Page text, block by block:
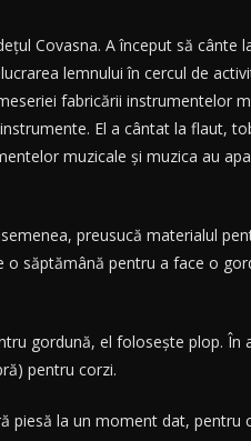
Covasna. A început să cânte
lemnului în cercul de
fabricării instrumentelor
El a cântat la flaut,
muzicale şi muzica au
preusucă materialul
o săptămână pentru a face o
gordună, el foloseşte plop. În
pentru corzi.
piesă la un moment dat, pentru